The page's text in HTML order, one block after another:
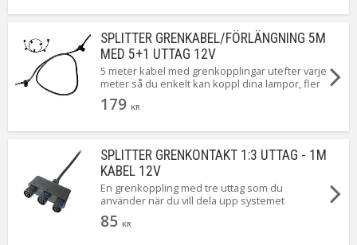
SPLITTER GRENKABEL/FÖRLÄNGNING 5M
MED 5+1 UTTAG 12V
5 meter kabel med grenkopplingar utefter varje
meter så du enkelt kan koppl dina lampor, fler
kablar eller grenkopplingar. På så sätt kan du
[Läs mer]
179 KR
SPLITTER GRENKONTAKT 1:3 UTTAG - 1M
KABEL 12V
En grenkoppling med tre uttag som du
använder när du vill dela upp systemet
någonstans på vägen. Denna koppling ger dig
tre vägar vidare om d[Läs mer]
85 KR